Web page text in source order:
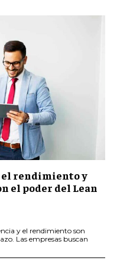
el rendimiento y
el poder del Lean
y el rendimiento son
Las empresas buscan